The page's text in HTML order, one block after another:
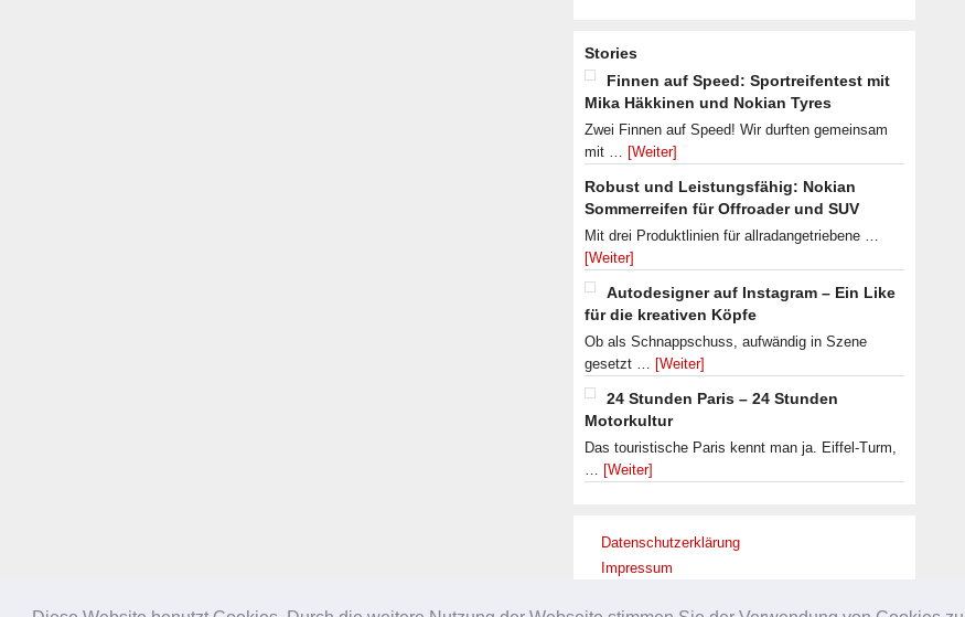
Stories
Finnen auf Speed: Sportreifentest mit
Mika Häkkinen und Nokian Tyres
Zwei Finnen auf Speed! Wir durften gemeinsam
mit … [Weiter]
Robust und Leistungsfähig: Nokian
Sommerreifen für Offroader und SUV
Mit drei Produktlinien für allradangetriebene …
[Weiter]
Autodesigner auf Instagram – Ein Like
für die kreativen Köpfe
Ob als Schnappschuss, aufwändig in Szene
gesetzt … [Weiter]
24 Stunden Paris – 24 Stunden
Motorkultur
Das touristische Paris kennt man ja. Eiffel-Turm,
… [Weiter]
Datenschutzerklärung
Impressum